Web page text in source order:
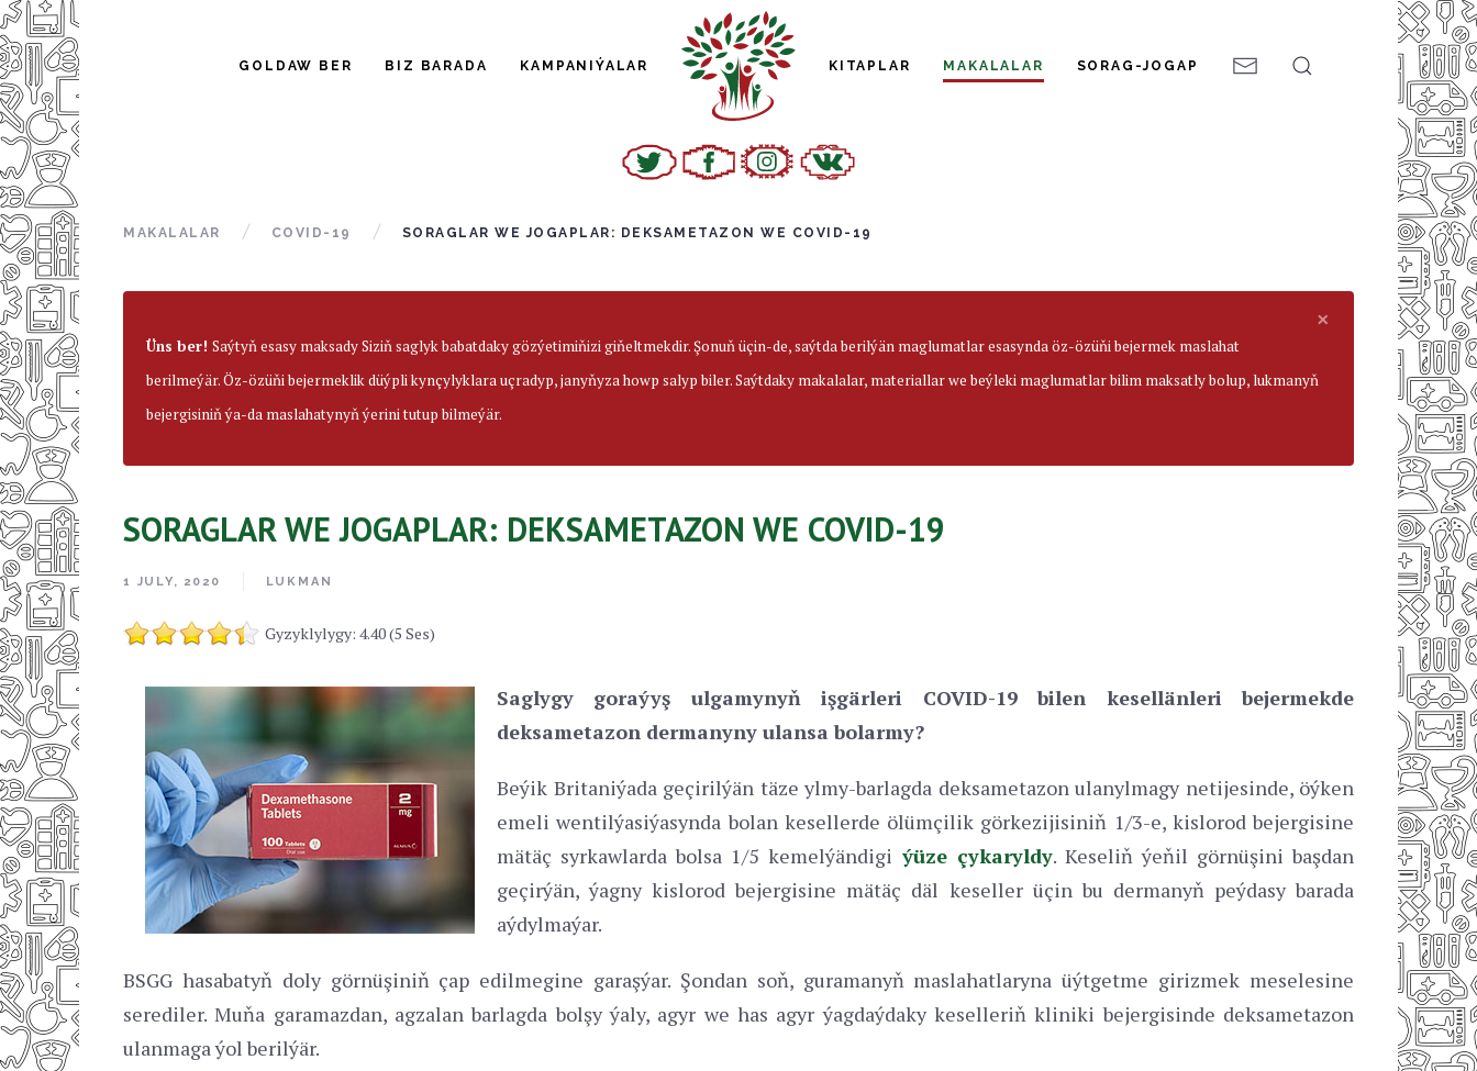
GOLDAW BER BIZ BARADA KAMPANIÝALAR KITAPLAR MAKALALAR SORAG-JOGAP
MAKALALAR COVID-19 SORAGLAR WE JOGAPLAR: DEKSAMETAZON WE COVID-19
×
Üns ber! Saýtyň esasy maksady Siziň saglyk babatdaky gözýetimiňizi giňeltmekdir. Şonuň üçin-de, saýtda berilýän maglumatlar esasynda öz-özüňi bejermek maslahat
berilmeýär. Öz-özüňi bejermeklik düýpli kynçylyklara uçradyp, janyňyza howp salyp biler. Saýtdaky makalalar, materiallar we beýleki maglumatlar bilim maksatly bolup, lukmanyň
bejergisiniň ýa-da maslahatynyň ýerini tutup bilmeýär.
SORAGLAR WE JOGAPLAR: DEKSAMETAZON WE COVID-19
1 JULY, 2020 LUKMAN
Gyzyklylygy: 4.40 (5 Ses)
Saglygy goraýyş ulgamynyň işgärleri COVID-19bilen kesellänleri bejermekde
deksametazon dermanyny ulansa bolarmy?
Beýik Britaniýada geçirilýän täze ylmy-barlagda deksametazon ulanylmagy netijesinde, öýken
emeli wentilýasiýasynda bolan kesellerde ölümçilik görkezijisiniň 1/3-e, kislorod bejergisine
mätäç syrkawlarda bolsa 1/5 kemelýändigi ýüze çykaryldy. Keseliň ýeňil görnüşini başdan
geçirýän, ýagny kislorod bejergisine mätäç däl keseller üçin bu dermanyň peýdasy barada
aýdylmaýar.
BSGG hasabatyň doly görnüşiniň çap edilmegine garaşýar. Şondan soň, guramanyň maslahatlaryna üýtgetme girizmek meselesine
serediler. Muňa garamazdan, agzalan barlagda bolşy ýaly, agyr we has agyr ýagdaýdaky keselleriň kliniki bejergisinde deksametazon
ulanmaga ýol berilýär.